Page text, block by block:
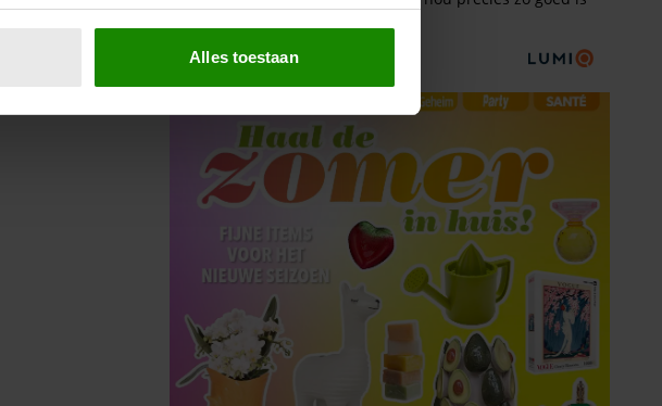
eigenschappen (fingerprinting)
functies voor social media te bieden en om ons
van onze site met onze partners voor social
met andere informatie die u aan ze heeft
services. U gaat akkoord met onze cookies als u
Alles toestaan